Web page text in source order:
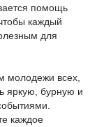
помощь
каждый
для
молодежи всех,
яркую, бурную и
каждое